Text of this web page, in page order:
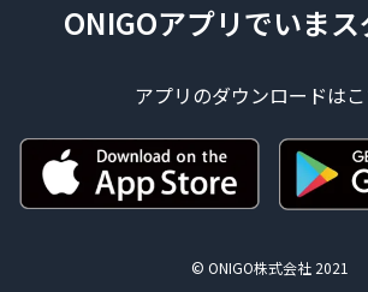
ONIGOアプリでいま
アプリのダウンロードは
© ONIGO株式会社 2021